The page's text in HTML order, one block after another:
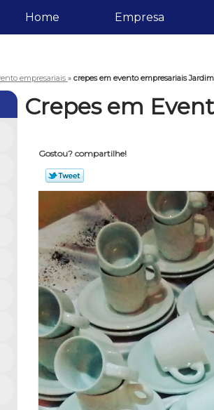
Home Empresa
empresariais » crepes em evento empresariais
Crepes em
Gostou? compartilhe!